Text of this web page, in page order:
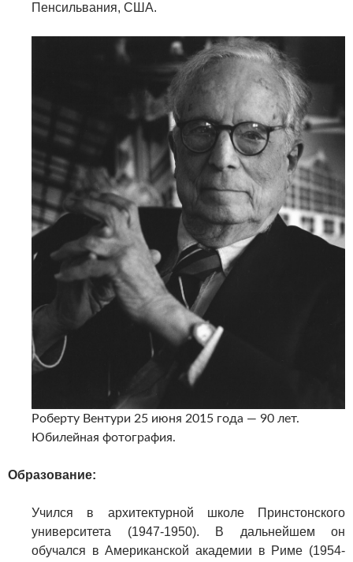
Пенсильвания, США.
Роберту Вентури 25 июня 2015 года — 90 лет.
Юбилейная фотография.
Образование:
Учился в архитектурной школе Принстонского
университета (1947-1950). В дальнейшем он
обучался в Американской академии в Риме (1954-